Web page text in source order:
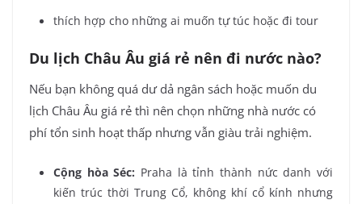
thích hợp cho những ai muốn tự túc hoặc đi tour
Du lịch Châu Âu giá rẻ nên đi nước nào?
Nếu bạn không quá dư dả ngân sách hoặc muốn du
lịch Châu Âu giá rẻ thì nên chọn những nhà nước có
phí tổn sinh hoạt thấp nhưng vẫn giàu trải nghiệm.
Cộng hòa Séc: Praha là tỉnh thành nức danh với
kiến trúc thời Trung Cổ, không khí cổ kính nhưng